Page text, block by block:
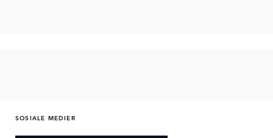
SOSIALE MEDIER